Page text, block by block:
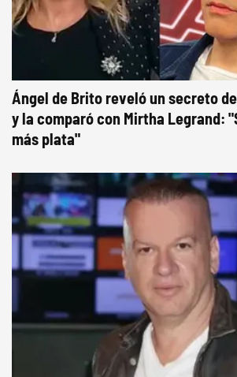
Ángel de Brito reveló un secreto
y la comparó con Mirtha Legrand:
más plata"